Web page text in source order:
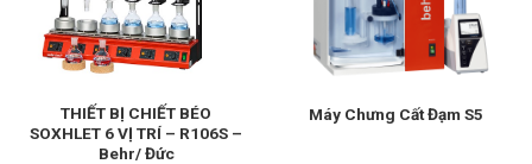
THIẾT BỊ CHIẾT BÉO
SOXHLET 6 VỊ TRÍ – R106S –
Behr/ Đức
Máy Chưng Cất Đạm S5